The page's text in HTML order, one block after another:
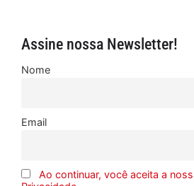
Assine nossa Newsletter!
Nome
Email
Ao continuar, você aceita a